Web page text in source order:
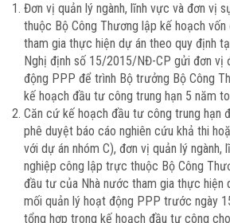
Đơn vị quản lý ngành, lĩnh vực và đơn vị
thuộc Bộ Công Thương lập kế hoạch
tham gia thực hiện dự án theo quy định
Nghị định số 15/2015/NĐ-CP gửi đơn vị
động PPP để trình Bộ trưởng Bộ Công
kế hoạch đầu tư công trung hạn 5 năm
Căn cứ kế hoạch đầu tư công trung hạn
phê duyệt báo cáo nghiên cứu khả thi
với dự án nhóm C), đơn vị quản lý
nghiệp công lập trực thuộc Bộ Công
đầu tư của Nhà nước tham gia thực hiện
mối quản lý hoạt động PPP trước ngày
tổng hợp trong kế hoạch đầu tư công